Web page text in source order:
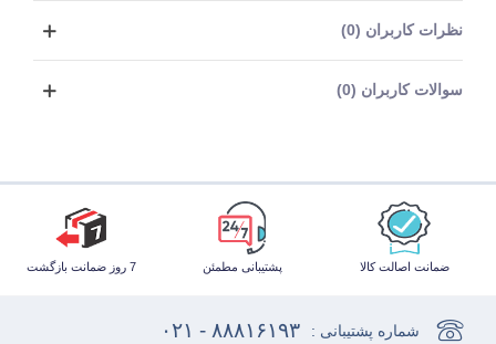
نظرات کاربران (0)
سوالات کاربران (0)
ضمانت اصالت کالا پشتیبانی مطمئن 7 روز ضمانت بازگشت
شماره پشتیبانی : ۸۸۸۱۶۱۹۳ - ۰۲۱